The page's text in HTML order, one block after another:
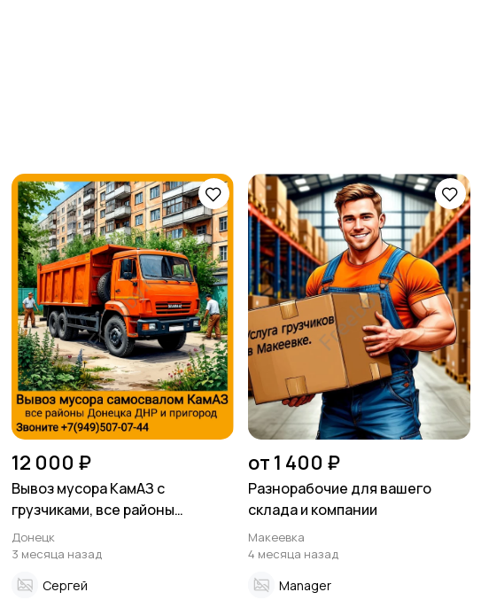
12 000 ₽
Вывоз мусора КамАЗ с
грузчиками, все районы
Донецка ДНР
Донецк
3 месяца назад
Сергей
от 1 400 ₽
Разнорабочие для вашего
склада и компании
Макеевка
4 месяца назад
Manager